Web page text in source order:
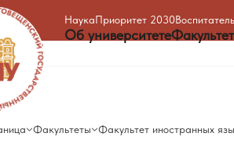
НаукаПриоритет 2030
Об университете
Факультеты Факультет иностранных